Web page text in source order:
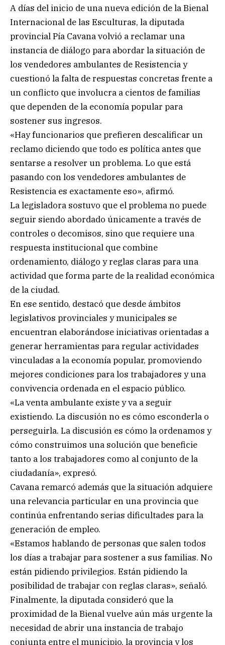
A días del inicio de una nueva edición de la Bienal
Internacional de las Esculturas, la diputada
provincial Pía Cavana volvió a reclamar una
instancia de diálogo para abordar la situación de
los vendedores ambulantes de Resistencia y
cuestionó la falta de respuestas concretas frente a
un conflicto que involucra a cientos de familias
que dependen de la economía popular para
sostener sus ingresos.
«Hay funcionarios que prefieren descalificar un
reclamo diciendo que todo es política antes que
sentarse a resolver un problema. Lo que está
pasando con los vendedores ambulantes de
Resistencia es exactamente eso», afirmó.
La legisladora sostuvo que el problema no puede
seguir siendo abordado únicamente a través de
controles o decomisos, sino que requiere una
respuesta institucional que combine
ordenamiento, diálogo y reglas claras para una
actividad que forma parte de la realidad económica
de la ciudad.
En ese sentido, destacó que desde ámbitos
legislativos provinciales y municipales se
encuentran elaborándose iniciativas orientadas a
generar herramientas para regular actividades
vinculadas a la economía popular, promoviendo
mejores condiciones para los trabajadores y una
convivencia ordenada en el espacio público.
«La venta ambulante existe y va a seguir
existiendo. La discusión no es cómo esconderla o
perseguirla. La discusión es cómo la ordenamos y
cómo construimos una solución que beneficie
tanto a los trabajadores como al conjunto de la
ciudadanía», expresó.
Cavana remarcó además que la situación adquiere
una relevancia particular en una provincia que
continúa enfrentando serias dificultades para la
generación de empleo.
«Estamos hablando de personas que salen todos
los días a trabajar para sostener a sus familias. No
están pidiendo privilegios. Están pidiendo la
posibilidad de trabajar con reglas claras», señaló.
Finalmente, la diputada consideró que la
proximidad de la Bienal vuelve aún más urgente la
necesidad de abrir una instancia de trabajo
conjunta entre el municipio, la provincia y los